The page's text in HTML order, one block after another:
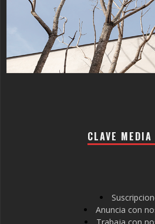
CLAVE MEDIA
Anuncia con